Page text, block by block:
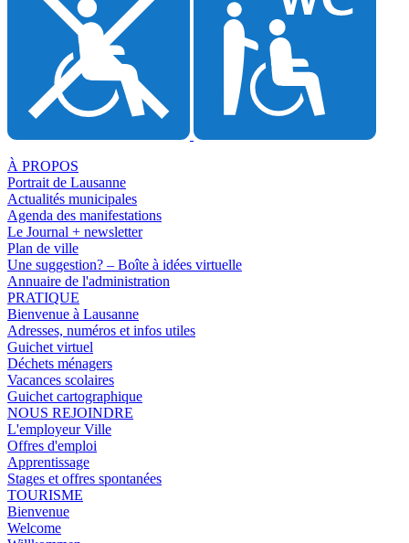
À PROPOS
Portrait de Lausanne
Actualités municipales
Agenda des manifestations
Le Journal + newsletter
Plan de ville
Une suggestion? – Boîte à idées virtuelle
Annuaire de l'administration
PRATIQUE
Bienvenue à Lausanne
Adresses, numéros et infos utiles
Guichet virtuel
Déchets ménagers
Vacances scolaires
Guichet cartographique
NOUS REJOINDRE
L'employeur Ville
Offres d'emploi
Apprentissage
Stages et offres spontanées
TOURISME
Bienvenue
Welcome